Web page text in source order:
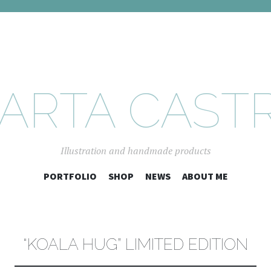
Illustration and handmade products
SKIP
PORTFOLIO SHOP NEWS ABOUT ME
“KOALA HUG” LIMITED EDITION